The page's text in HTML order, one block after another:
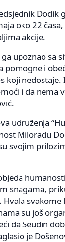
Dodik
oko 22
akcije.
upoznao sa
pomogne i
koji nedostaje.
i da nema
udruženja
Miloradu
svojim
snagama,
svakome
su još
da Seudin
je